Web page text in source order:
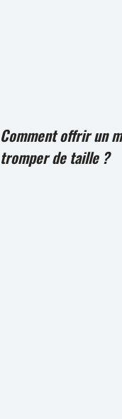
Comment offrir un
tromper de taille ?